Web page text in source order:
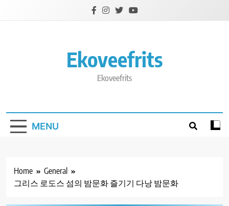
Ekoveefrits
Ekoveefrits
MENU
Home
General
그리스 로도스 섬의 밤문화 즐기기 다낭 밤문화